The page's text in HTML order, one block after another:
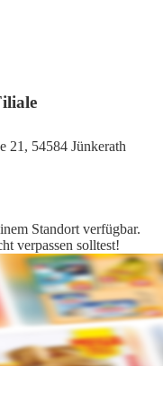
21, 54584 Jünkerath
Standort verfügbar.
verpassen solltest!